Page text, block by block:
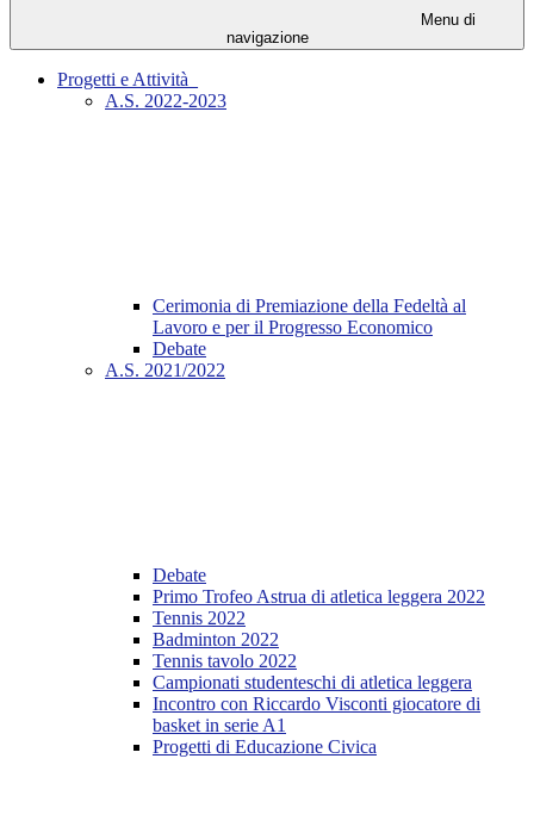
Menu di
navigazione
Progetti e Attività_
A.S. 2022-2023
Cerimonia di Premiazione della Fedeltà al
Lavoro e per il Progresso Economico
Debate
A.S. 2021/2022
Debate
Primo Trofeo Astrua di atletica leggera 2022
Tennis 2022
Badminton 2022
Tennis tavolo 2022
Campionati studenteschi di atletica leggera
Incontro con Riccardo Visconti giocatore di
basket in serie A1
Progetti di Educazione Civica